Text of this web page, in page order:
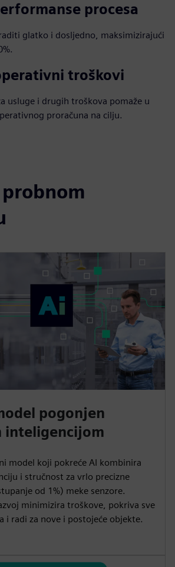
procesa
glatko i dosljedno, maksimizirajući
troškovi
usluge i drugih troškova pomaže u
proračuna na cilju.
pogonjen
inteligencijom
model koji pokreće AI kombinira
i stručnost za vrlo precizne
od 1%) meke senzore.
minimizira troškove, pokriva sve
i radi za nove i postojeće objekte.